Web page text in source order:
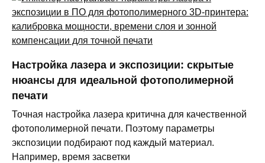
Настройка лазера и экспозиции: скрытые
нюансы для идеальной фотополимерной
печати
Точная настройка лазера критична для качественной
фотополимерной печати. Поэтому параметры
экспозиции подбирают под каждый материал.
Например, время засветки